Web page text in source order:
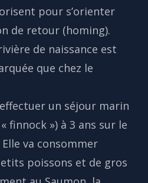
pour s’orienter
de retour (homing).
de naissance est
que chez le
un séjour marin
finnock ») à 3 ans sur le
va consommer
poissons et de gros